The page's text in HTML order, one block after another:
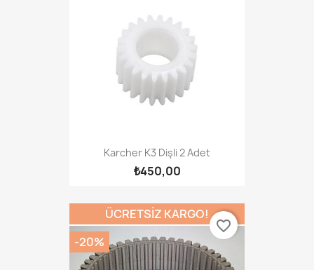
Karcher K3 Dişli 2 Adet
₺450,00
ÜCRETSIZ KARGO!
-20%
favorite_border